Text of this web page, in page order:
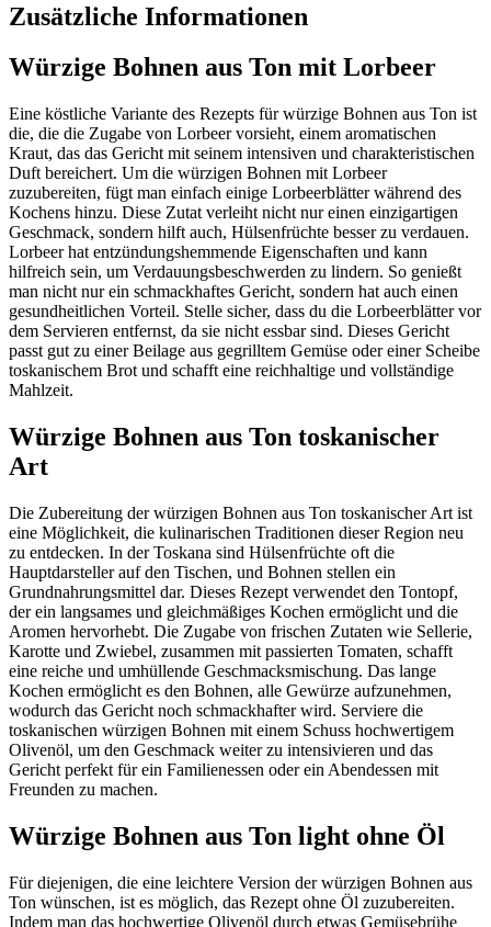
Zusätzliche Informationen
Würzige Bohnen aus Ton mit Lorbeer
Eine köstliche Variante des Rezepts für würzige Bohnen aus Ton ist
die, die die Zugabe von Lorbeer vorsieht, einem aromatischen
Kraut, das das Gericht mit seinem intensiven und charakteristischen
Duft bereichert. Um die würzigen Bohnen mit Lorbeer
zuzubereiten, fügt man einfach einige Lorbeerblätter während des
Kochens hinzu. Diese Zutat verleiht nicht nur einen einzigartigen
Geschmack, sondern hilft auch, Hülsenfrüchte besser zu verdauen.
Lorbeer hat entzündungshemmende Eigenschaften und kann
hilfreich sein, um Verdauungsbeschwerden zu lindern. So genießt
man nicht nur ein schmackhaftes Gericht, sondern hat auch einen
gesundheitlichen Vorteil. Stelle sicher, dass du die Lorbeerblätter vor
dem Servieren entfernst, da sie nicht essbar sind. Dieses Gericht
passt gut zu einer Beilage aus gegrilltem Gemüse oder einer Scheibe
toskanischem Brot und schafft eine reichhaltige und vollständige
Mahlzeit.
Würzige Bohnen aus Ton toskanischer
Art
Die Zubereitung der würzigen Bohnen aus Ton toskanischer Art ist
eine Möglichkeit, die kulinarischen Traditionen dieser Region neu
zu entdecken. In der Toskana sind Hülsenfrüchte oft die
Hauptdarsteller auf den Tischen, und Bohnen stellen ein
Grundnahrungsmittel dar. Dieses Rezept verwendet den Tontopf,
der ein langsames und gleichmäßiges Kochen ermöglicht und die
Aromen hervorhebt. Die Zugabe von frischen Zutaten wie Sellerie,
Karotte und Zwiebel, zusammen mit passierten Tomaten, schafft
eine reiche und umhüllende Geschmacksmischung. Das lange
Kochen ermöglicht es den Bohnen, alle Gewürze aufzunehmen,
wodurch das Gericht noch schmackhafter wird. Serviere die
toskanischen würzigen Bohnen mit einem Schuss hochwertigem
Olivenöl, um den Geschmack weiter zu intensivieren und das
Gericht perfekt für ein Familienessen oder ein Abendessen mit
Freunden zu machen.
Würzige Bohnen aus Ton light ohne Öl
Für diejenigen, die eine leichtere Version der würzigen Bohnen aus
Ton wünschen, ist es möglich, das Rezept ohne Öl zuzubereiten.
Indem man das hochwertige Olivenöl durch etwas Gemüsebrühe